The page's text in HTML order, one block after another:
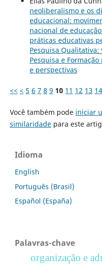
neoliberalismo e os
educacional:
nacional de
práticas educativas
Pesquisa Qualitativa:
Pesquisa e
e perspectivas
<< < 5 6 7 8 9 10 11 12 13 14
Você também pode iniciar
similaridadepara este
Idioma
English
Português (Brasil)
Español (España)
Palavras-chave
organização e